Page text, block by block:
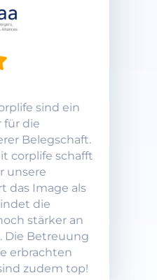
Mit corplife
kompetenten
um unseren
breitgefächerte
anzubieten. Wir
Zusammenarbeit
Plattform und
einfache
Team für die